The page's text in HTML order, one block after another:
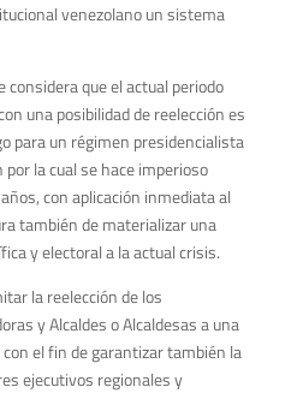
venezolano un sistema
que el actual periodo
una posibilidad de reelección es
para un régimen presidencialista
la cual se hace imperioso
con aplicación inmediata al
también de materializar una
y electoral a la actual crisis.
la reelección de los
y Alcaldes o Alcaldesas a una
el fin de garantizar también la
ejecutivos regionales y